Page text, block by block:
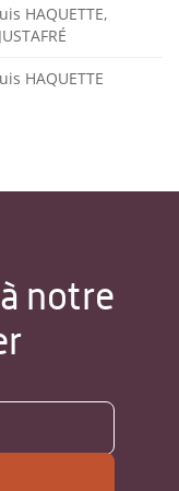
HAQUETTE,
HAQUETTE
notre